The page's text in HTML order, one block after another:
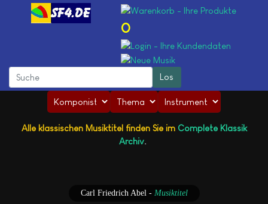
0
Alle klassischen Musiktitel finden Sie im Complete Klassik
Archiv.
Carl Friedrich Abel - Musiktitel